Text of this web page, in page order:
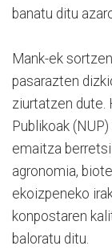
banatu ditu
Mank-ek
pasarazten
ziurtatzen dute.
Publikoak
emaitza
agronomia,
ekoizpeneko
konpostaren
baloratu ditu.